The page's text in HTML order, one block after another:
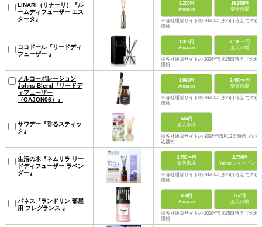
LINARI（リナーリ）『ル
ームディフューザー エス
タータ』
9,200円
Amazon
19,250円
楽天市場
※各社通販サイトの 2026年5月25日時点 での税
価格
ココドール『リードディ
フューザー 』
1,387円
Amazon
2,100〜円
楽天市場
※各社通販サイトの 2026年5月25日時点 での税
価格
ノルコーポレーション
Johns Blend『リードデ
ィフューザー
（OAJON06）』
1,999円
Amazon
2,480〜円
楽天市場
※各社通販サイトの 2026年5月25日時点 での税
価格
サワデー『香るスティッ
ク』
646円
楽天市場
※各社通販サイトの 2026年05月12日時点 での税
込価格
生活の木『ネムリラ リー
ドディフューザー ラベン
ダー』
2,750〜円
楽天市場
2,750円
Yahoo!ショッピング
※各社通販サイトの 2026年5月25日時点 での税
価格
パネス『ランドリン 部屋
用 フレグランス 』
658円
Amazon
657円
楽天市場
※各社通販サイトの 2026年5月25日時点 での税
価格